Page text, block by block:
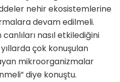
nehir ekosistemlerine
devam edilmeli.
nasıl etkilediğini
çok konuşulan
mikroorganizmalar
diye konuştu.